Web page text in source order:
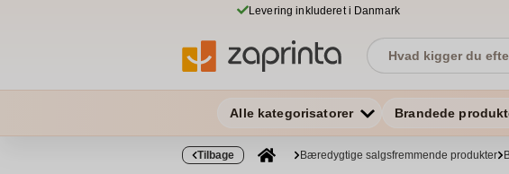
Levering inkluderet i Danmark
Alle kategorisatorer Brandede
Tilbage Bæredygtige salgsfremmende produkter